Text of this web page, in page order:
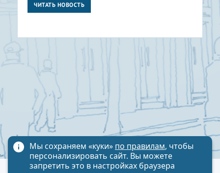
ЧИТАТЬ НОВОСТЬ
Мы сохраняем «куки» по правилам, чтобы
персонализировать сайт. Вы можете
запретить это в настройках браузера